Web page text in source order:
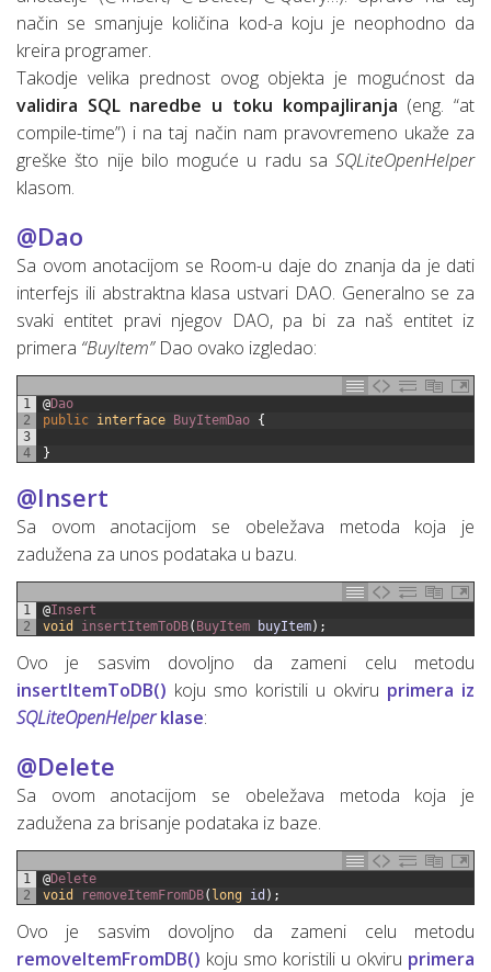
način se smanjuje količina kod-a koju je neophodno da
kreira programer.
Takodje velika prednost ovog objekta je mogućnost da
validira SQL naredbe u toku kompajliranja (eng. “at
compile-time”) i na taj način nam pravovremeno ukaže za
greške što nije bilo moguće u radu sa SQLiteOpenHelper
klasom.
@Dao
Sa ovom anotacijom se Room-u daje do znanja da je dati
interfejs ili abstraktna klasa ustvari DAO. Generalno se za
svaki entitet pravi njegov DAO, pa bi za naš entitet iz
primera “BuyItem”Dao ovako izgledao:
1
2
3
4
@Dao
public interface BuyItemDao {
}
@Insert
Sa ovom anotacijom se obeležava metoda koja je
zadužena za unos podataka u bazu.
1
2
@Insert
void
insertItemToDB( BuyItem buyItem) ;
Ovo je sasvim dovoljno da zameni celu metodu
insertItemToDB() koju smo koristili u okviru primera iz
SQLiteOpenHelperklase:
@Delete
Sa ovom anotacijom se obeležava metoda koja je
zadužena za brisanje podataka iz baze.
1
2
@Delete
void
removeItemFromDB( long id ) ;
Ovo je sasvim dovoljno da zameni celu metodu
removeItemFromDB() koju smo koristili u okviru primera